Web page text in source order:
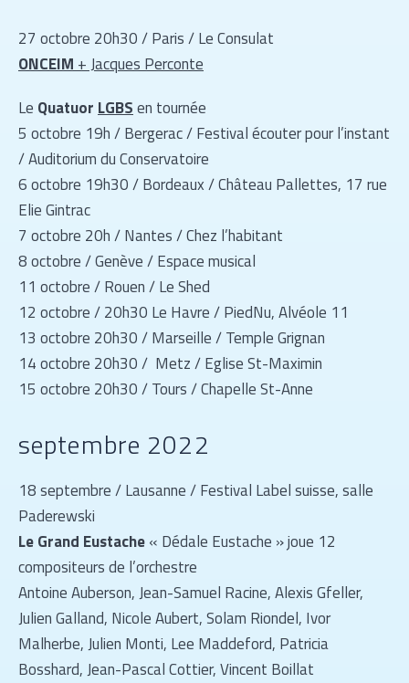
27 octobre 20h30 / Paris / Le Consulat
ONCEIM+ Jacques Perconte
Le QuatuorLGBSen tournée
5 octobre 19h / Bergerac / Festival écouter pour l’instant
/ Auditorium du Conservatoire
6 octobre 19h30 / Bordeaux / Château Pallettes, 17 rue
Elie Gintrac
7 octobre 20h / Nantes / Chez l’habitant
8 octobre / Genève / Espace musical
11 octobre / Rouen / Le Shed
12 octobre / 20h30 Le Havre / PiedNu, Alvéole 11
13 octobre 20h30 / Marseille / Temple Grignan
14 octobre 20h30 / Metz / Eglise St-Maximin
15 octobre 20h30 / Tours / Chapelle St-Anne
septembre 2022
18 septembre / Lausanne / Festival Label suisse, salle
Paderewski
Le Grand Eustache« Dédale Eustache » joue 12
compositeurs de l’orchestre
Antoine Auberson, Jean-Samuel Racine, Alexis Gfeller,
Julien Galland, Nicole Aubert, Solam Riondel, Ivor
Malherbe, Julien Monti, Lee Maddeford, Patricia
Bosshard, Jean-Pascal Cottier, Vincent Boillat